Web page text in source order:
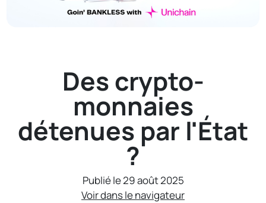
Des crypto-
monnaies
détenues par l'État
?
Publié le 29 août 2025
Voir dans le navigateur